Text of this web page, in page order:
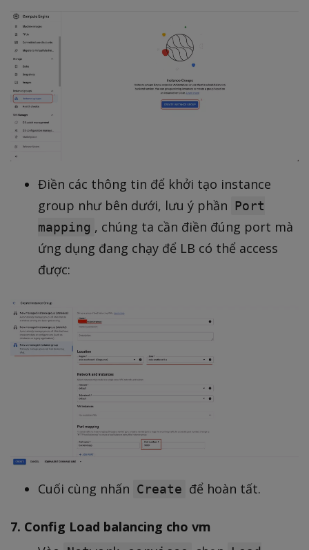
Điền các thông tin để khởi tạo instance
group như bên dưới, lưu ý phần Port
mapping , chúng ta cần điền đúng port mà
ứng dụng đang chạy để LB có thể access
được:
Cuối cùng nhấn Create để hoàn tất.
7. Config Load balancing cho vm